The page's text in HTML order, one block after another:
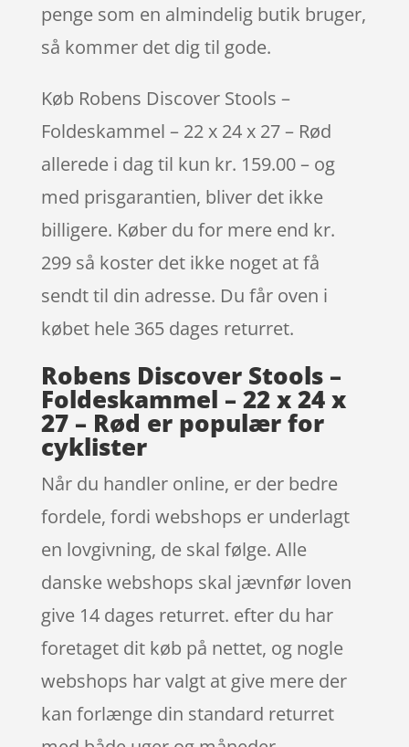
penge som en almindelig butik bruger,
så kommer det dig til gode.
Køb Robens Discover Stools –
Foldeskammel – 22 x 24 x 27 – Rød
allerede i dag til kun kr. 159.00 – og
med prisgarantien, bliver det ikke
billigere. Køber du for mere end kr.
299 så koster det ikke noget at få
sendt til din adresse. Du får oven i
købet hele 365 dages returret.
Robens Discover Stools –
Foldeskammel – 22 x 24 x
27 – Rød er populær for
cyklister
Når du handler online, er der bedre
fordele, fordi webshops er underlagt
en lovgivning, de skal følge. Alle
danske webshops skal jævnfør loven
give 14 dages returret. efter du har
foretaget dit køb på nettet, og nogle
webshops har valgt at give mere der
kan forlænge din standard returret